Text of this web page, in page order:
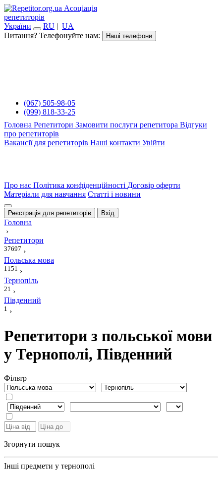
Асоціація
репетиторів
України
RU | UA
Питання? Телефонуйте нам:
Наші телефони
(067) 505-98-05
(099) 818-33-25
Головна Репетитори Замовити послуги репетитора Відгуки
про репетиторів
Вакансії для репетиторів Наші контакти Увійти
Про нас Політика конфіденційності Договір оферти
Матеріали для навчання Статті і новини
Реєстрація для репетиторів Вхід
Головна
›
Репетитори
37697 ›
Польська мова
1151 ›
Тернопіль
21 ›
Південний
1 ›
Репетитори з польської мови
у Тернополі, Південний
Фiльтр
Згорнути пошук
Інші предмети у тернополі